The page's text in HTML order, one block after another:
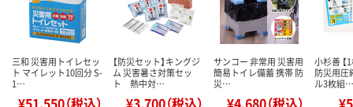
三和 災害用トイレセッ
ト マイレット10回分 S-
1…
¥51,550（税込）
【防災セット】キングジ
ム 災害暑さ対策セッ
ト 熱中対…
¥3,700（税込）
サンコー 非常用 災害用
簡易トイレ備蓄 携帯 防
災…
¥4,680（税込）
小杉善 【
防災用圧
ル3枚組…